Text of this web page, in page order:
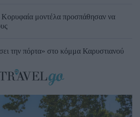
Κορυφαία μοντέλα προσπάθησαν να
την πόρτα» στο κόμμα Καρυστιανού